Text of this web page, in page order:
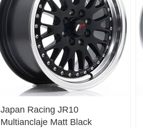
Japan Racing JR10
Multianclaje Matt Black